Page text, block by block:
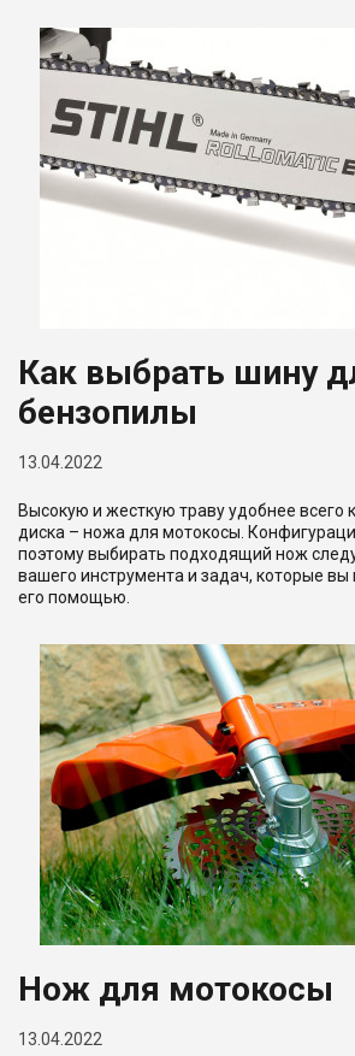
Как выбрать шину
бензопилы
13.04.2022
Высокую и жесткую траву удобнее всего
диска – ножа для мотокосы.
поэтому выбирать подходящий нож
вашего инструмента и задач, которые вы
его помощью.
Нож для мотокосы
13.04.2022